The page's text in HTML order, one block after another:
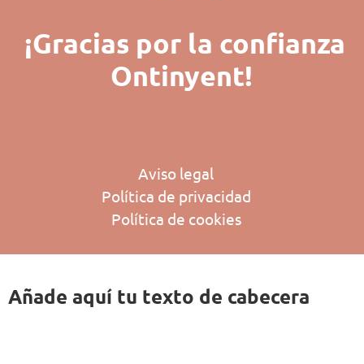
¡Gracias por la confianza
Ontinyent!
Aviso legal
Política de privacidad
Política de cookies
Añade aquí tu texto de cabecera